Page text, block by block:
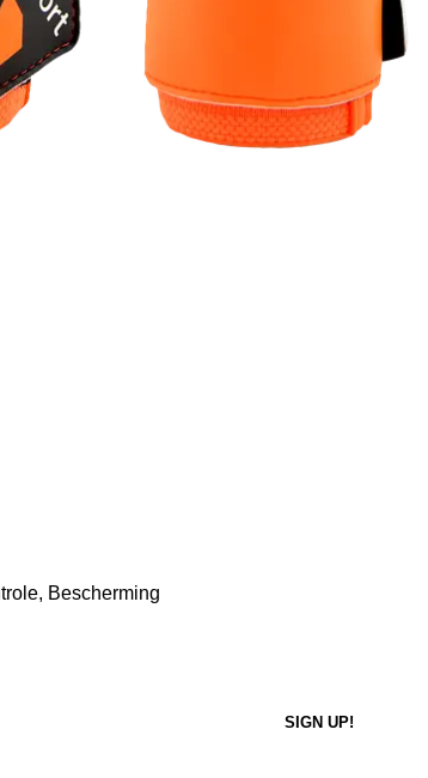
Bescherming